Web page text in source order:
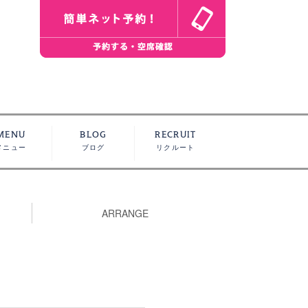
ニュー
BLOG
ブログ
RECRUIT
リクルート
ARRANGE